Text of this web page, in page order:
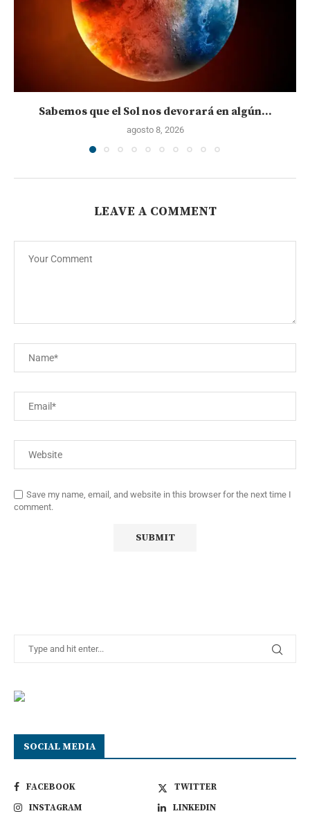
Sabemos que el Sol nos devorará en algún...
agosto 8, 2026
LEAVE A COMMENT
Save my name, email, and website in this browser for the next time I
comment.
SOCIAL MEDIA
FACEBOOK
TWITTER
INSTAGRAM
LINKEDIN